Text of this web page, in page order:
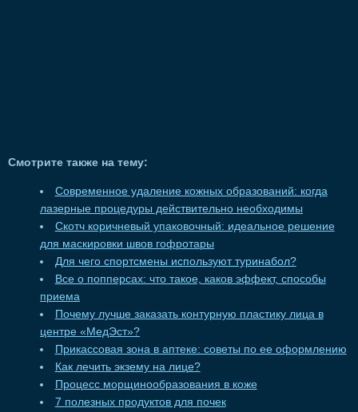
Смотрите также на тему:
Современное удаление кожных образований: когда
лазерные процедуры действительно необходимы
Скотч коричневый упаковочный: идеальное решение
для маскировки швов гофротары
Для чего спортсмены используют туринабол?
Все о попперсах: что такое, каков эффект, способы
приема
Почему лучше заказать контурную пластику лица в
центре «МедЭст»?
Прикассовая зона в аптеке: советы по ее оформлению
Как лечить экзему на лице?
Процесс морщинообразования в коже
7 полезных продуктов для почек